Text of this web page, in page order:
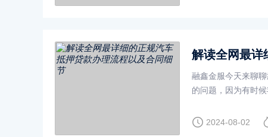
解读全网最详
融鑫金服今天来聊
的问题，因为有时
2024-08-02